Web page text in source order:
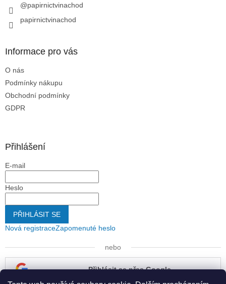
@papirnictvinachod
papirnictvinachod
Informace pro vás
O nás
Podmínky nákupu
Obchodní podmínky
GDPR
Přihlášení
E-mail
Heslo
PŘIHLÁSIT SE
Nová registraceZapomenuté heslo
nebo
Přihlásit se přes Google